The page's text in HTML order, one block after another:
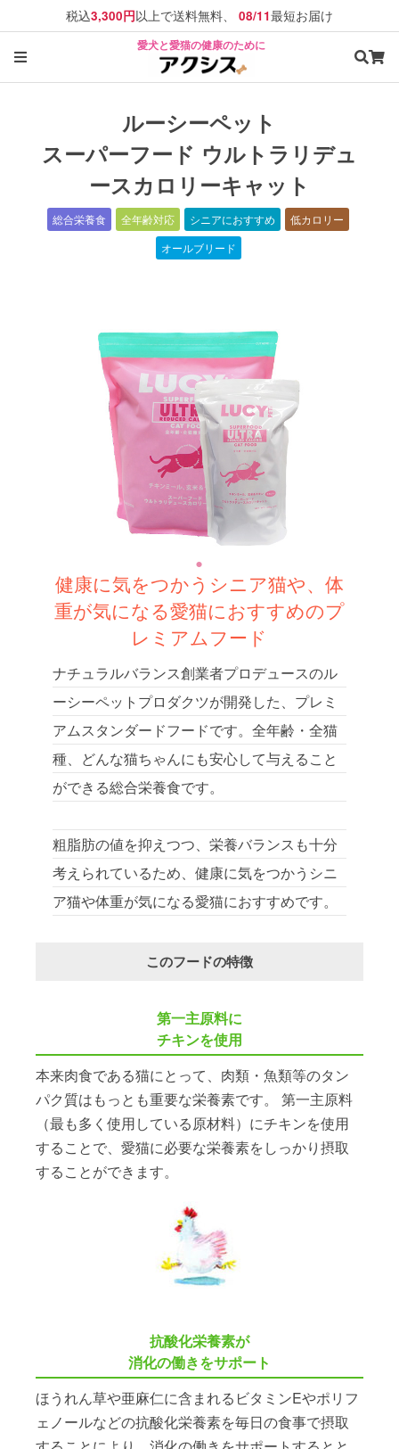
税込3,300円以上で送料無料、 08/11最短お届け
愛犬と愛猫の健康のために
ルーシーペット
スーパーフード ウルトラリデュ
ースカロリーキャット
総合栄養食 全年齢対応 シニアにおすすめ
低カロリー
オールブリード
健康に気をつかうシニア猫や、体
重が気になる愛猫におすすめのプ
レミアムフード
ナチュラルバランス創業者プロデュースのル
ーシーペットプロダクツが開発した、プレミ
アムスタンダードフードです。全年齢・全猫
種、どんな猫ちゃんにも安心して与えること
ができる総合栄養食です。
粗脂肪の値を抑えつつ、栄養バランスも十分
考えられているため、健康に気をつかうシニ
ア猫や体重が気になる愛猫におすすめです。
このフードの特徴
第一主原料に
チキンを使用
本来肉食である猫にとって、肉類・魚類等のタン
パク質はもっとも重要な栄養素です。 第一主原料
（最も多く使用している原材料）にチキンを使用
することで、愛猫に必要な栄養素をしっかり摂取
することができます。
抗酸化栄養素が
消化の働きをサポート
ほうれん草や亜麻仁に含まれるビタミンEやポリフ
ェノールなどの抗酸化栄養素を毎日の食事で摂取